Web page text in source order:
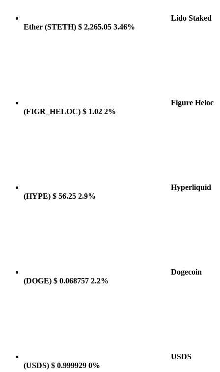
Lido Staked
Ether (STETH) $ 2,265.05 3.46%
Figure Heloc
(FIGR_HELOC) $ 1.02 2%
Hyperliquid
(HYPE) $ 56.25 2.9%
Dogecoin
(DOGE) $ 0.068757 2.2%
USDS
(USDS) $ 0.999929 0%